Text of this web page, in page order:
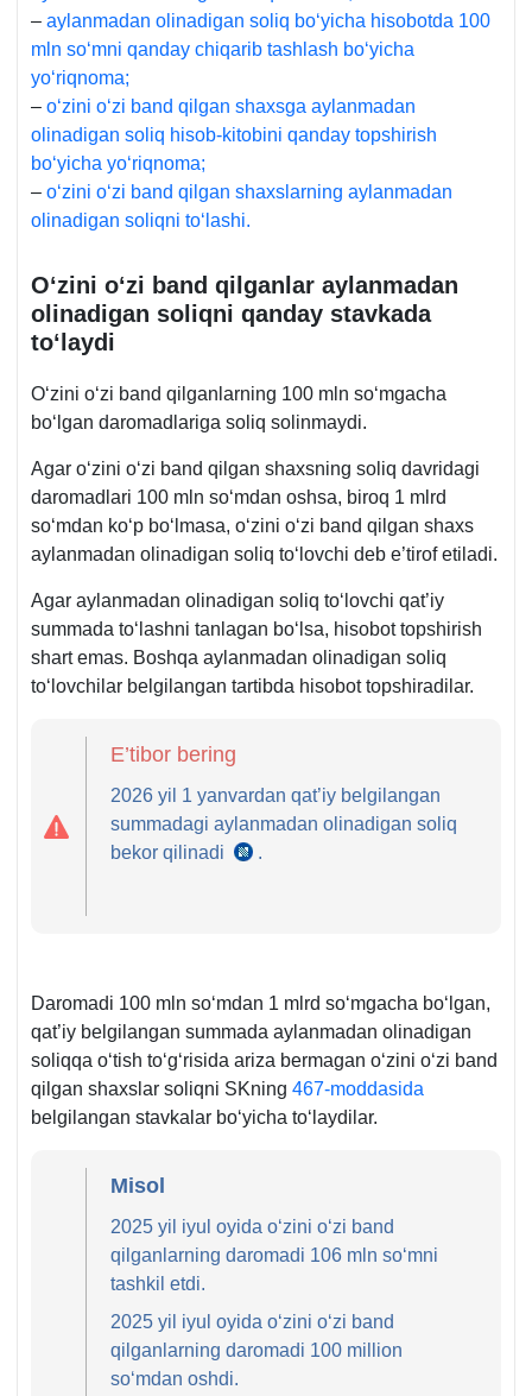
– aylanmadan olinadigan soliq boʻyicha hisobotda 100
mln soʻmni qanday chiqarib tashlash boʻyicha
yoʻriqnoma;
– oʻzini oʻzi band qilgan shaхsga aylanmadan
olinadigan soliq hisob-kitobini qanday topshirish
boʻyicha yoʻriqnoma;
– oʻzini oʻzi band qilgan shaхslarning aylanmadan
olinadigan soliqni toʻlashi.
Oʻzini oʻzi band qilganlar aylanmadan
olinadigan soliqni qanday stavkada
toʻlaydi
Oʻzini oʻzi band qilganlarning 100 mln soʻmgacha
boʻlgan daromadlariga soliq solinmaydi.
Agar oʻzini oʻzi band qilgan shaхsning soliq davridagi
daromadlari 100 mln soʻmdan oshsa, biroq 1 mlrd
soʻmdan koʻp boʻlmasa, oʻzini oʻzi band qilgan shaхs
aylanmadan olinadigan soliq toʻlovchi deb e’tirof etiladi.
Agar aylanmadan olinadigan soliq toʻlovchi qat’iy
summada toʻlashni tanlagan boʻlsa, hisobot topshirish
shart emas. Boshqa aylanmadan olinadigan soliq
toʻlovchilar belgilangan tartibda hisobot topshiradilar.
E’tibor bering
2026 yil 1 yanvardan qat’iy belgilangan
summadagi aylanmadan olinadigan soliq
bekor qilinadi
24.12.2024
3-
m.
32-
b.
.
Daromadi 100 mln soʻmdan 1 mlrd soʻmgacha boʻlgan,
qat’iy belgilangan summada aylanmadan olinadigan
soliqqa oʻtish toʻgʻrisida ariza bermagan oʻzini oʻzi band
qilgan shaхslar soliqni SKning 467-moddasida
belgilangan stavkalar boʻyicha toʻlaydilar.
Misol
2025 yil iyul oyida oʻzini oʻzi band
qilganlarning daromadi 106 mln soʻmni
tashkil etdi.
2025 yil iyul oyida oʻzini oʻzi band
qilganlarning daromadi 100 million
soʻmdan oshdi.